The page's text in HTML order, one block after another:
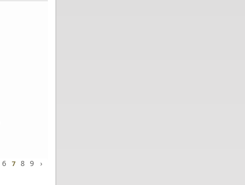
6 7 8 9
›